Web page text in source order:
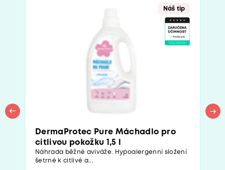
Náš tip
DermaProtec Pure Máchadlo pro
citlivou pokožku 1,5 l
Náhrada běžné aviváže. Hypoalergenní složení
šetrné k citlivé a...